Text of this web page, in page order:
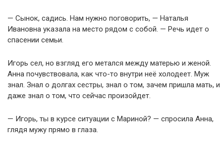
— Сынок, садись. Нам нужно поговорить, — Наталья
Ивановна указала на место рядом с собой. — Речь идет о
спасении семьи.
Игорь сел, но взгляд его метался между матерью и женой.
Анна почувствовала, как что-то внутри неё холодеет. Муж
знал. Знал о долгах сестры, знал о том, зачем пришла мать, и
даже знал о том, что сейчас произойдет.
— Игорь, ты в курсе ситуации с Мариной? — спросила Анна,
глядя мужу прямо в глаза.